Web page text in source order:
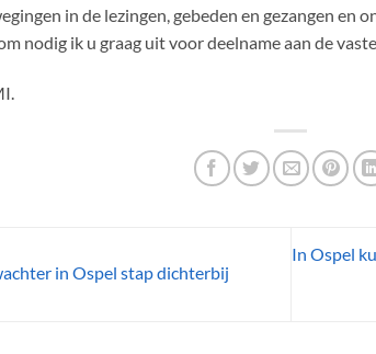
in de lezingen, gebeden en gezangen en
nodig ik u graag uit voor deelname aan de
in Ospel stap dichterbij
In Ospel